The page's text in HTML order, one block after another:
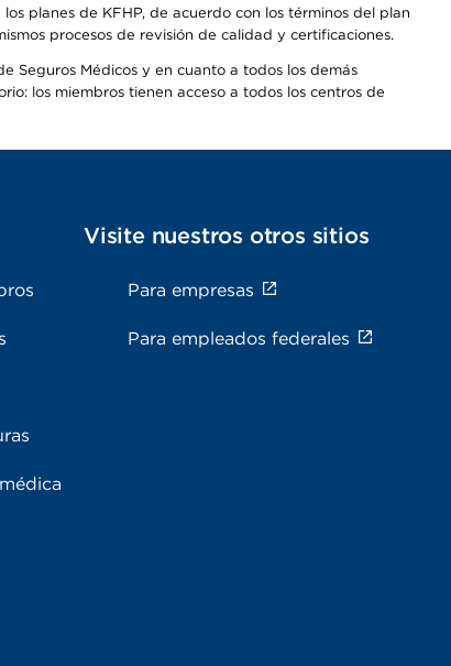
planes de KFHP, de acuerdo con los términos del plan
procesos de revisión de calidad y certificaciones.
Seguros Médicos y en cuanto a todos los demás
los miembros tienen acceso a todos los centros de
Visite nuestros otros sitios
Para empresas
Para empleados federales